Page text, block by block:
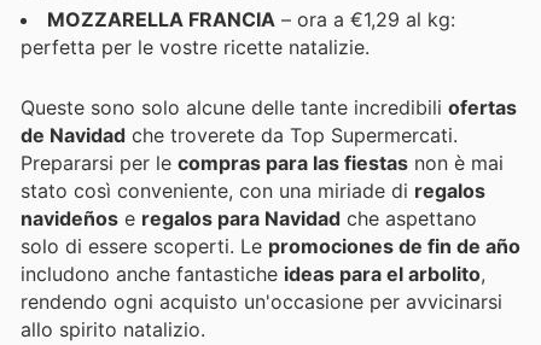
MOZZARELLA FRANCIA – ora a €1,29 al kg:
perfetta per le vostre ricette natalizie.
Queste sono solo alcune delle tante incredibili ofertas
de Navidad che troverete da Top Supermercati.
Prepararsi per le compras para las fiestas non è mai
stato così conveniente, con una miriade di regalos
navideños e regalos para Navidad che aspettano
solo di essere scoperti. Le promociones de fin de año
includono anche fantastiche ideas para el arbolito,
rendendo ogni acquisto un'occasione per avvicinarsi
allo spirito natalizio.